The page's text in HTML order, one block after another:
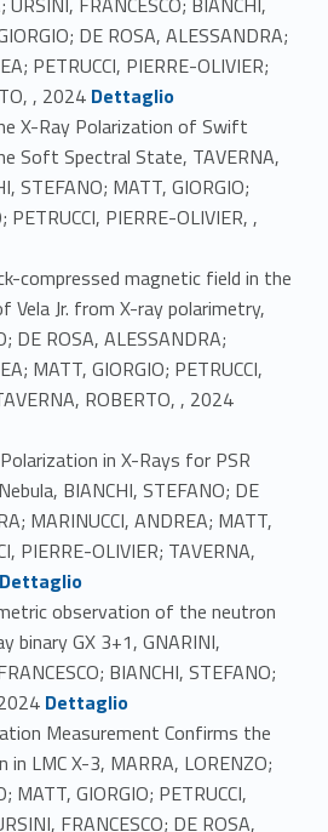
DE ROSA, ALESSANDRA;
PETRUCCI, PIERRE-OLIVIER;
, 2024 Link identifier #identifier_person_2146-40
Dettaglio
X-Ray Polarization of Swift
Soft Spectral State, TAVERNA,
STEFANO; MATT, GIORGIO;
PETRUCCI, PIERRE-OLIVIER, ,
compressed magnetic field in the
Jr. from X-ray polarimetry,
DE ROSA, ALESSANDRA;
MATT, GIORGIO; PETRUCCI,
ROBERTO, , 2024
in X-Rays for PSR
BIANCHI, STEFANO; DE
MARINUCCI, ANDREA; MATT,
PIERRE-OLIVIER; TAVERNA,
Link identifier #identifier_person_134140-43
Dettaglio
observation of the neutron
binary GX 3+1, GNARINI,
BIANCHI, STEFANO;
Link identifier #identifier_person_195642-44
Dettaglio
Measurement Confirms the
in LMC X-3, MARRA, LORENZO;
MATT, GIORGIO; PETRUCCI,
FRANCESCO; DE ROSA,